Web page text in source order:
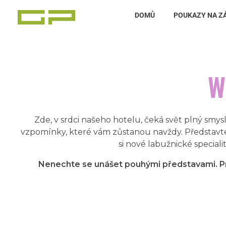
DOMŮ POUKAZY NA
Zde, v srdci našeho hotelu, čeká svět plný
vzpomínky, které vám zůstanou navždy.
si nové labužnické
Nenechte se unášet pouhými představami.